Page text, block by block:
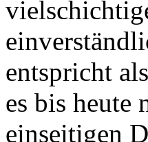
entspricht
es bis heute
einseitigen